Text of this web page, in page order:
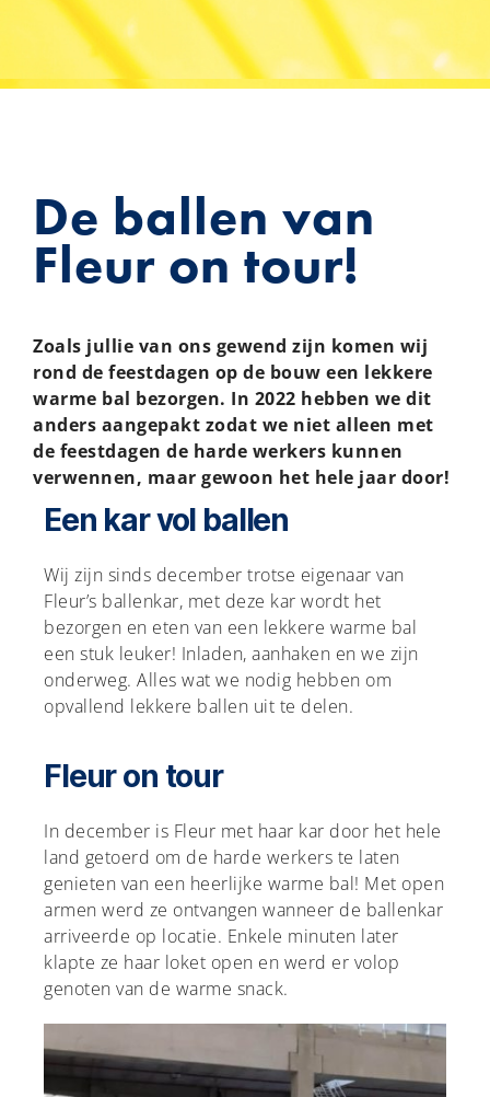
De ballen van
Fleur on tour!
Zoals jullie van ons gewend zijn komen wij
rond de feestdagen op de bouw een lekkere
warme bal bezorgen. In 2022 hebben we dit
anders aangepakt zodat we niet alleen met
de feestdagen de harde werkers kunnen
verwennen, maar gewoon het hele jaar door!
Een kar vol ballen
Wij zijn sinds december trotse eigenaar van
Fleur’s ballenkar, met deze kar wordt het
bezorgen en eten van een lekkere warme bal
een stuk leuker! Inladen, aanhaken en we zijn
onderweg. Alles wat we nodig hebben om
opvallend lekkere ballen uit te delen.
Fleur on tour
In december is Fleur met haar kar door het hele
land getoerd om de harde werkers te laten
genieten van een heerlijke warme bal! Met open
armen werd ze ontvangen wanneer de ballenkar
arriveerde op locatie. Enkele minuten later
klapte ze haar loket open en werd er volop
genoten van de warme snack.